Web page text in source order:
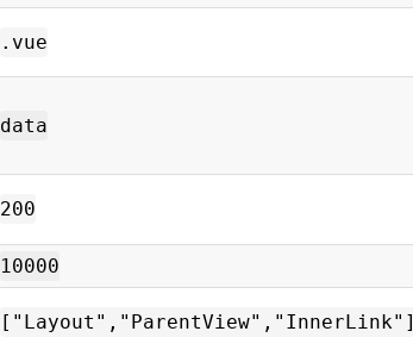
.vue
data
200
10000
["Layout","ParentView","InnerLink"]